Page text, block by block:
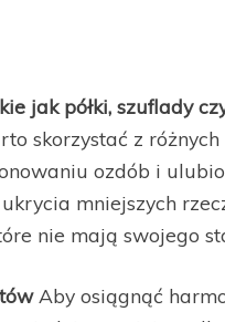
jak półki, szuflady
skorzystać z różnych
ozdób i
mniejszych
nie mają swojego
Aby osiągnąć